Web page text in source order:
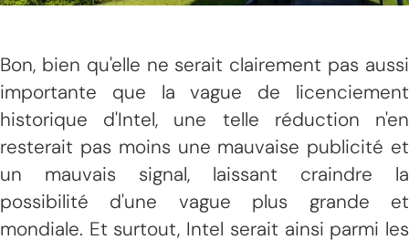
Bon, bien qu'elle ne serait clairement pas aussi
importante que la vague de licenciement
historique d'Intel, une telle réduction n'en
resterait pas moins une mauvaise publicité et
un mauvais signal, laissant craindre la
possibilité d'une vague plus grande et
mondiale. Et surtout, Intel serait ainsi parmi les